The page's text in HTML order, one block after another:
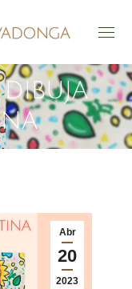
Abr
20
2023